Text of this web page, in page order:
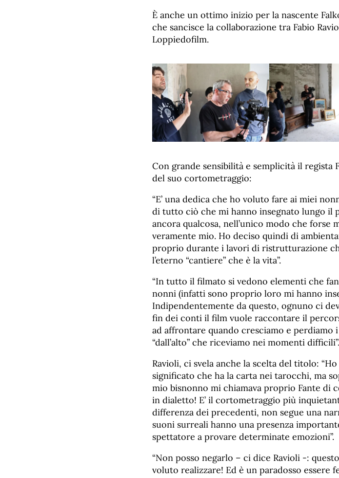
È anche un ottimo inizio per la nascente
che sancisce la collaborazione tra Fabio
Loppiedofilm.
Con grande sensibilità e semplicità il regista
del suo cortometraggio:
“E’ una dedica che ho voluto fare ai miei
di tutto ciò che mi hanno insegnato lungo il
ancora qualcosa, nell’unico modo che forse
veramente mio. Ho deciso quindi di
proprio durante i lavori di ristrutturazione
l’eterno “cantiere” che è la vita”.
“In tutto il filmato si vedono elementi che
nonni (infatti sono proprio loro mi hanno
Indipendentemente da questo, ognuno ci
fin dei conti il film vuole raccontare il
ad affrontare quando cresciamo e perdiamo
“dall’alto” che riceviamo nei momenti difficili”.
Ravioli, ci svela anche la scelta del titolo:
significato che ha la carta nei tarocchi, ma
mio bisnonno mi chiamava proprio Fante di
in dialetto! E’ il cortometraggio più
differenza dei precedenti, non segue una
suoni surreali hanno una presenza
spettatore a provare determinate emozioni”.
“Non posso negarlo – ci dice Ravioli -:
voluto realizzare! Ed è un paradosso essere